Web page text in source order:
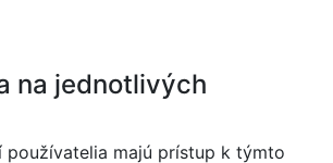
na jednotlivých
používatelia majú prístup k týmto